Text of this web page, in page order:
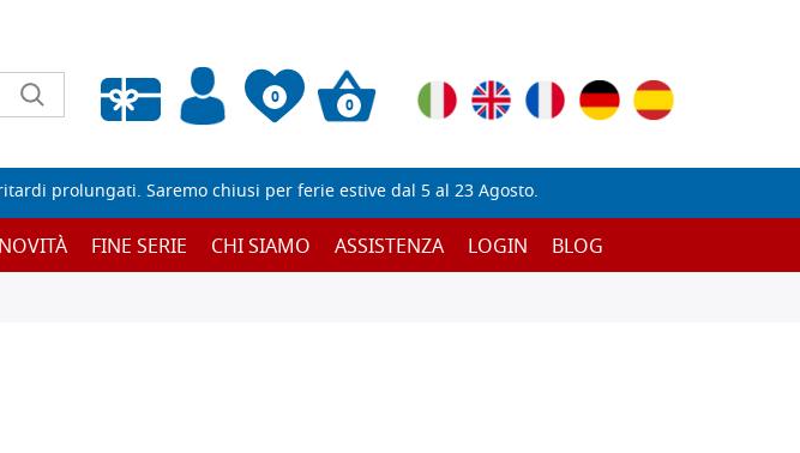
0
vuota
0
prolungati. Saremo chiusi per ferie estive dal 5 al 23 Agosto.
NOVITÀ FINE SERIE CHI SIAMO ASSISTENZA LOGIN BLOG